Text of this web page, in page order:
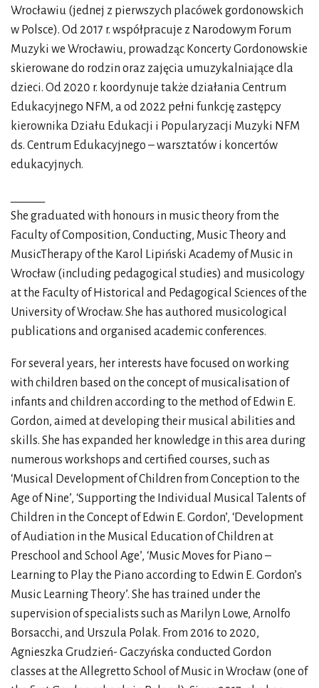
Wrocławiu (jednej z pierwszych placówek gordonowskich
w Polsce). Od 2017 r. współpracuje z Narodowym Forum
Muzyki we Wrocławiu, prowadząc Koncerty Gordonowskie
skierowane do rodzin oraz zajęcia umuzykalniające dla
dzieci. Od 2020 r. koordynuje także działania Centrum
Edukacyjnego NFM, a od 2022 pełni funkcję zastępcy
kierownika Działu Edukacji i Popularyzacji Muzyki NFM
ds. Centrum Edukacyjnego – warsztatów i koncertów
edukacyjnych.
She graduated with honours in music theory from the
Faculty of Composition, Conducting, Music Theory and
MusicTherapy of the Karol Lipiński Academy of Music in
Wrocław (including pedagogical studies) and musicology
at the Faculty of Historical and Pedagogical Sciences of the
University of Wrocław. She has authored musicological
publications and organised academic conferences.
For several years, her interests have focused on working
with children based on the concept of musicalisation of
infants and children according to the method of Edwin E.
Gordon, aimed at developing their musical abilities and
skills. She has expanded her knowledge in this area during
numerous workshops and certified courses, such as
‘Musical Development of Children from Conception to the
Age of Nine’, ‘Supporting the Individual Musical Talents of
Children in the Concept of Edwin E. Gordon’, ‘Development
of Audiation in the Musical Education of Children at
Preschool and School Age’, ‘Music Moves for Piano –
Learning to Play the Piano according to Edwin E. Gordon’s
Music Learning Theory’. She has trained under the
supervision of specialists such as Marilyn Lowe, Arnolfo
Borsacchi, and Urszula Polak. From 2016 to 2020,
Agnieszka Grudzień- Gaczyńska conducted Gordon
classes at the Allegretto School of Music in Wrocław (one of